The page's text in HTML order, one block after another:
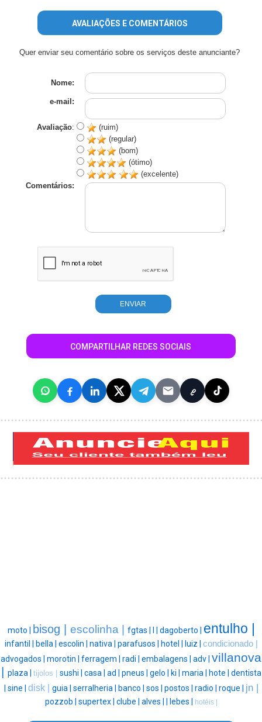
AVALIAÇÕES E COMENTÁRIOS
Quer enviar seu comentário sobre os serviços deste anunciante?
Nome:
e-mail:
Avaliação:
(ruim)
(regular)
(bom)
(ótimo)
(excelente)
Comentários:
COMPARTILHAR REDES SOCIAIS
moto | bisog | escolinha | fgtas | dagoberto | entulho |
infantil | bella | escolin | nativa | parafusos | hotel | luiz | condicionado |
advogados | morotin | ferragem | radi | embalagens | adv | villanova
| plaza | tijolos | sushi | casa | ad | pneus | gelo | ki | maria | hote | dentista
sine | disk | guia | serralheria | banco | sos | postos | radio | roque | jn |
pozzob | supertex | clube | alves | lebes | hotéis |